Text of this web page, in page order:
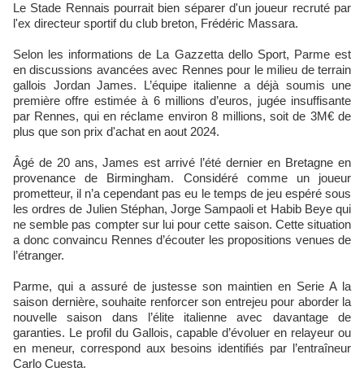
Le Stade Rennais pourrait bien séparer d'un joueur recruté par
l'ex directeur sportif du club breton, Frédéric Massara.
Selon les informations de La Gazzetta dello Sport, Parme est
en discussions avancées avec Rennes pour le milieu de terrain
gallois Jordan James. L’équipe italienne a déjà soumis une
première offre estimée à 6 millions d’euros, jugée insuffisante
par Rennes, qui en réclame environ 8 millions, soit de 3M€ de
plus que son prix d'achat en aout 2024.
Âgé de 20 ans, James est arrivé l’été dernier en Bretagne en
provenance de Birmingham. Considéré comme un joueur
prometteur, il n’a cependant pas eu le temps de jeu espéré sous
les ordres de Julien Stéphan, Jorge Sampaoli et Habib Beye qui
ne semble pas compter sur lui pour cette saison. Cette situation
a donc convaincu Rennes d’écouter les propositions venues de
l’étranger.
Parme, qui a assuré de justesse son maintien en Serie A la
saison dernière, souhaite renforcer son entrejeu pour aborder la
nouvelle saison dans l’élite italienne avec davantage de
garanties. Le profil du Gallois, capable d’évoluer en relayeur ou
en meneur, correspond aux besoins identifiés par l’entraîneur
Carlo Cuesta.